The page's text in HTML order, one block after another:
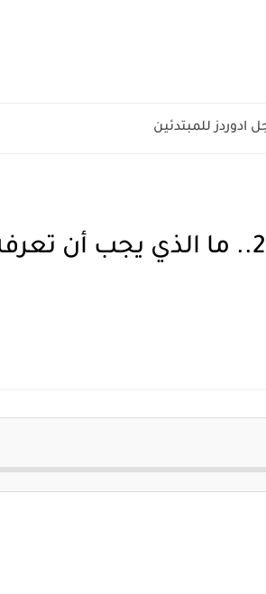
للمبتدئين
تكاليف المعيشة في دبي 2025.. ما الذي يجب